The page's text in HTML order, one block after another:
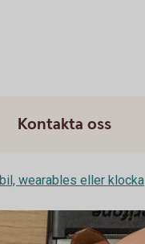
Kontakta oss
wearables eller klocka